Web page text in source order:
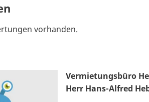
vorhanden.
Vermietungsbüro
Herr Hans-Alfred